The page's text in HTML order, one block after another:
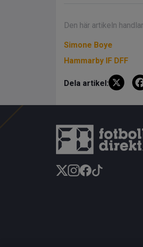
Den här artikeln
Simone Boye
Hammarby IF DFF
Dela artikel: X